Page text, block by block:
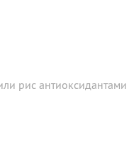
рис антиоксидантами